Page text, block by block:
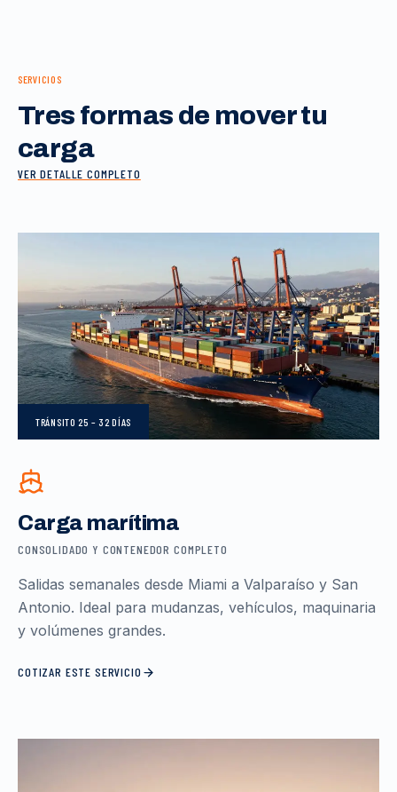
SERVICIOS
Tres formas de mover tu
carga
VER DETALLE COMPLETO
TRÁNSITO 25 – 32 DÍAS
Carga marítima
CONSOLIDADO Y CONTENEDOR COMPLETO
Salidas semanales desde Miami a Valparaíso y San
Antonio. Ideal para mudanzas, vehículos, maquinaria
y volúmenes grandes.
COTIZAR ESTE SERVICIO